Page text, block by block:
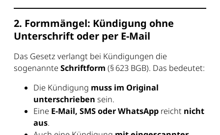
2. Formmängel: Kündigung ohne
Unterschrift oder per E-Mail
Das Gesetz verlangt bei Kündigungen die
sogenannte Schriftform (§ 623 BGB). Das bedeutet:
Die Kündigung muss im Original
unterschrieben sein.
Eine E-Mail, SMS oder WhatsApp reicht nicht
aus.